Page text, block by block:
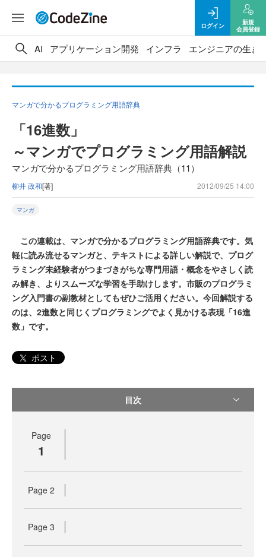
ログイン
新規
会員登録
AI アプリケーション開発 インフラ エンジニアの生き
マンガで分かるプログラミング用語辞典
「16進数」
～マンガでプログラミング用語解説
マンガで分かるプログラミング用語辞典（11）
柳井 政和[著] 2012/09/25 14:00
マンガ
この連載は、マンガで分かるプログラミング用語辞典です。気
軽に読み流せるマンガと、テキストによる詳しい解説で、プログ
ラミング未経験者がつまづきがちな専門用語・概念をやさしく読
み解き、よりスムーズな学習を手助けします。市販のプログラミ
ング入門書の副教材としてもぜひご活用ください。今回解説する
のは、2進数と同じくプログラミングでよく見かける表現「16進
数」です。
ポスト
目次
Page
1
Page 2
Page 3